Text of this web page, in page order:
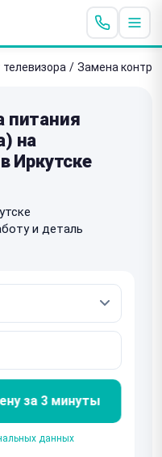
/ Замена
питания
на
Иркутске
и деталь
за 3 минуты
данных